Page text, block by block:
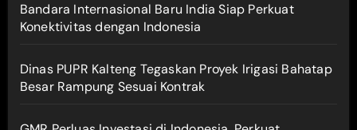
Bandara Internasional Baru India Siap Perkuat
Konektivitas dengan Indonesia
Dinas PUPR Kalteng Tegaskan Proyek Irigasi Bahatap
Besar Rampung Sesuai Kontrak